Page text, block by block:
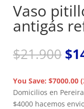
Vaso
antigás
$21.900 El
$
You Save: $7000.00
Domicilios en
$4000 hacemos